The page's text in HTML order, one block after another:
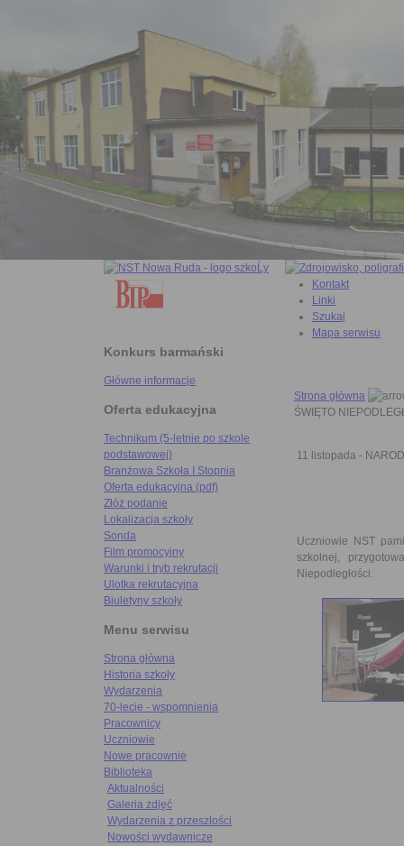
Konkurs barmański
Główne informacje
Oferta edukacyjna
Technikum (5-letnie po szkole
podstawowej)
Branżowa Szkoła I Stopnia
Oferta edukacyjna (pdf)
Złóż podanie
Lokalizacja szkoły
Sonda
Film promocyjny
Warunki i tryb rekrutacji
Ulotka rekrutacyjna
Biuletyny szkoły
Menu serwisu
Strona główna
Historia szkoły
Wydarzenia
70-lecie - wspomnienia
Pracownicy
Uczniowie
Nowe pracownie
Biblioteka
Aktualności
Galeria zdjęć
Wydarzenia z przeszłości
Nowości wydawnicze
Kontakt
Linki
Szukaj
Mapa serwisu
Strona główna
ŚWIĘTO
11 listopada -
Uczniowie NST
szkolnej,
Niepodległości.